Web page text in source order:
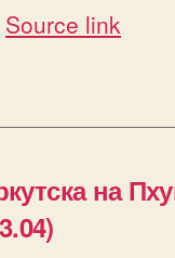
Source link
на